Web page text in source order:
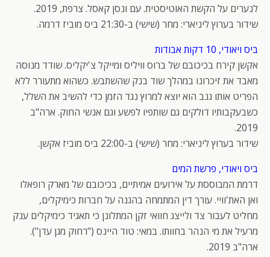
לנערים על הקשת האוטיסטית. עם ונסן קאסל. צרפת, 2019.
שידור בערוץ ליניארי: מחר (שישי) ב-21:30 ביס מוביז דרמה.
ביס ויאודי, 10 דקות אבודות
אקשן קירח בכיכובם של ברוס וויליס ומייקל צ'יקליס. שודד מנוסה
מאבד את זיכרונו במהלך שוד בנק שהשתבש. כשהוא מתעורר ללא
הפריט אותו גנב הוא יוצא למרוץ נגד הזמן כדי להשיב את השלל,
כשבעקבותיו דולקים גם שותפיו לפשע וגם אנשי החוק. ארה"ב
2019.
שידור בערוץ ליניארי: מחר (שישי) ב-22:00 ביס מוביז אקשן.
ביס ויאודי, פרשת המים
דרמת המבוססת על אירועים אמיתיים, בכיכובם של מארק רופאלו
ואן האת'וויי. עורך דין המתמחה בהגנה על חברות כימיקלים,
מחליט לעבור צד ולייצג חוואי זקן המתלונן כי תאגיד כימיקלים ענק
מרעיל את מי הנהר בחוותו. במאי: טוד היינס ("רחוק מגן עדן").
ארה"ב 2019.